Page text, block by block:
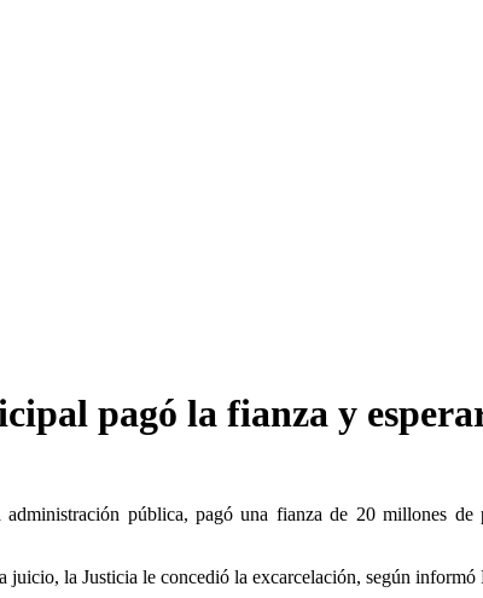
pagó la fianza y
pública, pagó una fianza de 20 millones
juicio, la Justicia le concedió la excarcelación, según